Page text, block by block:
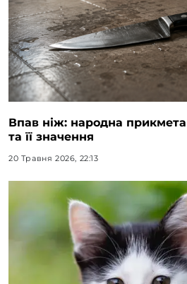
Впав ніж: народна прикмета
та її значення
20 Травня 2026, 22:13